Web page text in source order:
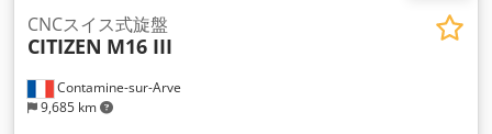
Contamine-sur-Arve
9,685 km
CNCスイス式旋盤
CITIZEN M16 III